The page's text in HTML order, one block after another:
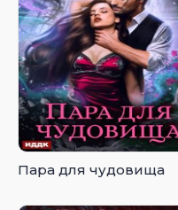
Пара для чудовища